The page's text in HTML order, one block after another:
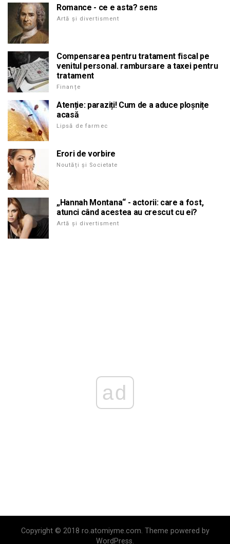
Romance - ce e asta? sens
Artă și divertisment
Compensarea pentru tratament fiscal pe
venitul personal. rambursare a taxei pentru
tratament
Finanțe
Atenție: paraziți! Cum de a aduce ploșnițe
acasă
Lipsă de farmec
Erori de vorbire
Noutăți și Societate
„Hannah Montana“ - actorii: care a fost,
atunci când acestea au crescut cu ei?
Artă și divertisment
ad
Copyright © 2018 ro.atomiyme.com. Theme powered by
WordPress.